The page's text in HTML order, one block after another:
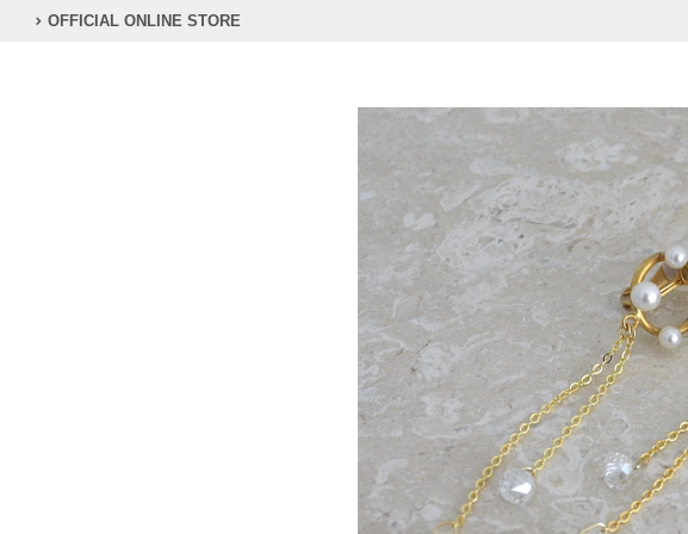
OFFICIAL ONLINE STORE